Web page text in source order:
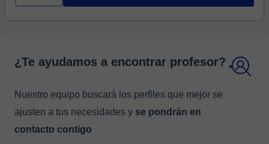
¿Te ayudamos a encontrar profesor?
Nuestro equipo buscará los perfiles que mejor se
ajusten a tus necesidades y se pondrán en
contacto contigo